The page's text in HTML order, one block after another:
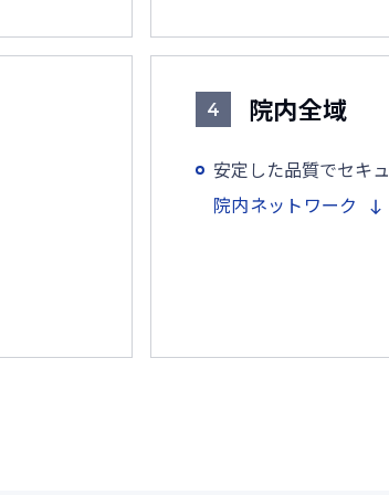
4 院内全域
安定した品質でセキ
院内ネットワーク